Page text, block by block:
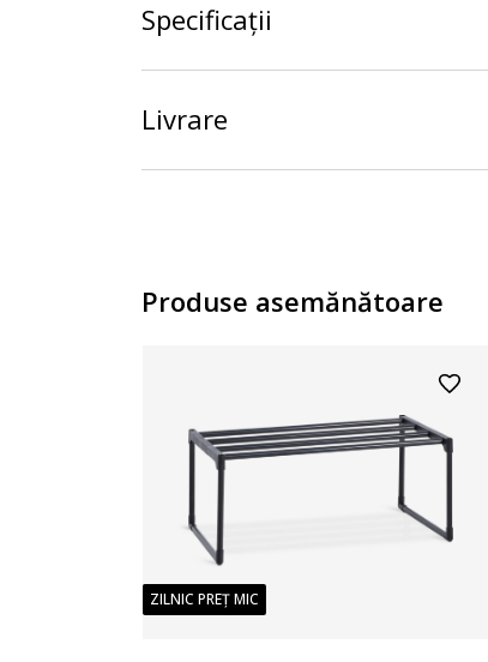
Specificații
Livrare
Produse asemănătoare
ZILNIC PREȚ MIC